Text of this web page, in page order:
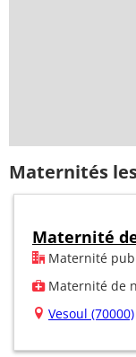
Maternités
Maternité
Maternité
Maternité de
Vesoul (70000)